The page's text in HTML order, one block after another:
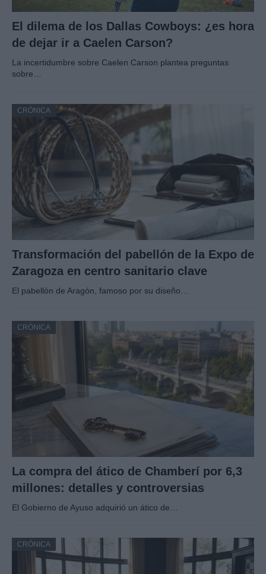
El dilema de los Dallas Cowboys: ¿es hora
de dejar ir a Caelen Carson?
La incertidumbre sobre Caelen Carson plantea preguntas
sobre…
CRÓNICA
Transformación del pabellón de la Expo de
Zaragoza en centro sanitario clave
El pabellón de Aragón, famoso por su diseño…
CRÓNICA
La compra del ático de Chamberí por 6,3
millones: detalles y controversias
El Gobierno de Ayuso adquirió un ático de…
CRÓNICA